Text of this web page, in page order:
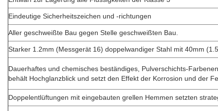
Eindeutige Sicherheitszeichen und -richtungen
Aller geschweißte Bau gegen Stelle geschweißten Bau.
Starker 1.2mm (Messgerät 16) doppelwandiger Stahl mit 40mm
Dauerhaftes und chemisches beständiges, Pulverschichts-
behält Hochglanzblick und setzt den Effekt der Korrosion und der
Doppelentlüftungen mit eingebauten grellen Hemmen setzten